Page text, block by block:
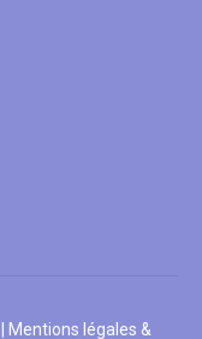
Mentions légales &